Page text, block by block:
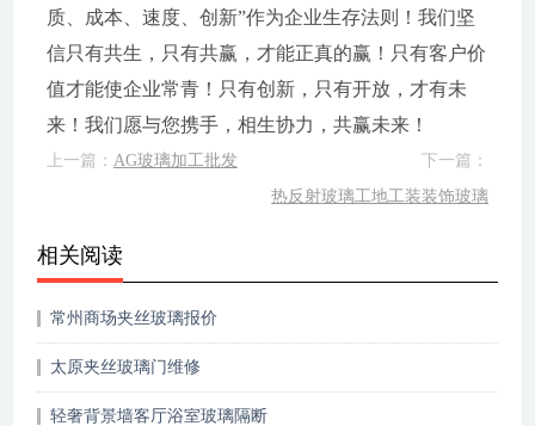
质、成本、速度、创新”作为企业生存法则！我们坚
信只有共生，只有共赢，才能正真的赢！只有客户价
值才能使企业常青！只有创新，只有开放，才有未
来！我们愿与您携手，相生协力，共赢未来！
上一篇： AG玻璃加工批发
下一篇：
热反射玻璃工地工装装饰玻璃
相关阅读
常州商场夹丝玻璃报价
太原夹丝玻璃门维修
轻奢背景墙客厅浴室玻璃隔断